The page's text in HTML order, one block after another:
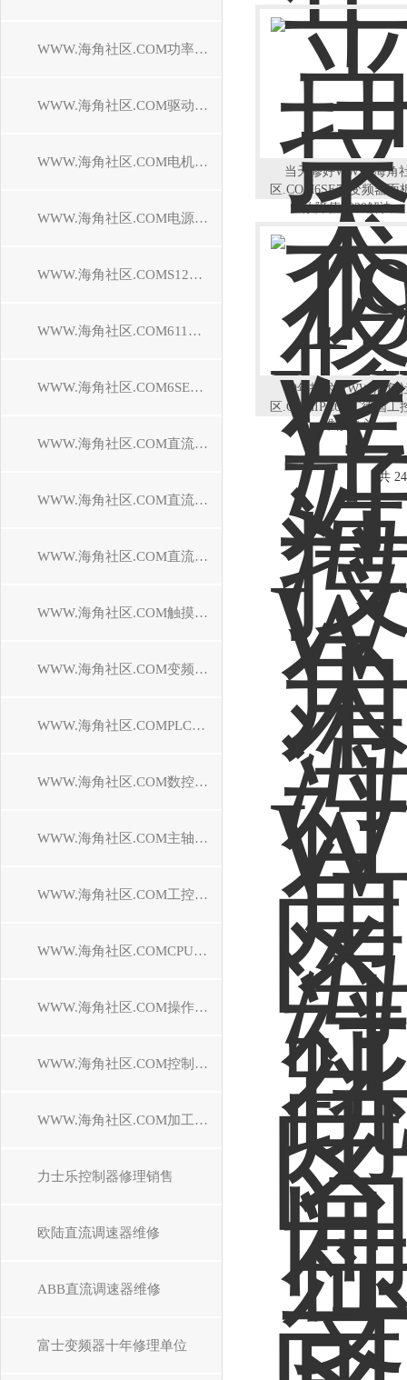
WWW.海角社区.COM功率模块维修
WWW.海角社区.COM驱动模块维修
WWW.海角社区.COM电机模块维修
WWW.海角社区.COM电源模块维修
WWW.海角社区.COMS120驱动器维修
WWW.海角社区.COM611驱动器维修
WWW.海角社区.COM6SE70驱动器维修
WWW.海角社区.COM直流调速装置维修
WWW.海角社区.COM直流控制器维修
WWW.海角社区.COM直流驱动器维修
WWW.海角社区.COM触摸屏维修
WWW.海角社区.COM变频器维修
WWW.海角社区.COMPLC模块维修
WWW.海角社区.COM数控系统维修
WWW.海角社区.COM主轴电机维修
WWW.海角社区.COM工控机维修
WWW.海角社区.COMCPU模块维修中心
WWW.海角社区.COM操作面板维修
WWW.海角社区.COM控制器维修
WWW.海角社区.COM加工中心维修
力士乐控制器修理销售
欧陆直流调速器维修
ABB直流调速器维修
富士变频器十年修理单位
当天修好WWW.海角
区.COM6SE70变频器面
故障值F029解决
19年技术WWW.海角
区.COMIPC627C德国工
维修中心
共